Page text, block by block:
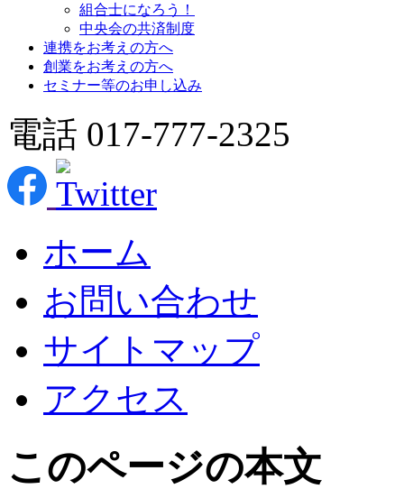
組合士になろう！
中央会の共済制度
連携をお考えの方へ
創業をお考えの方へ
セミナー等のお申し込み
電話 017-777-2325
ホーム
お問い合わせ
サイトマップ
アクセス
このページの本文